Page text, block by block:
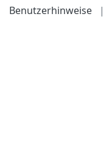
Benutzerhinweise
|